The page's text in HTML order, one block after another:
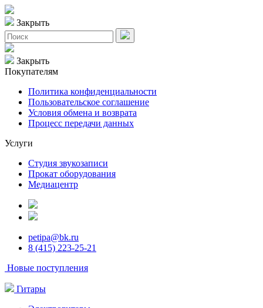
Закрыть
Закрыть
Покупателям
Политика конфиденциальности
Пользовательское соглашение
Условия обмена и возврата
Процесс передачи данных
Услуги
Студия звукозаписи
Прокат оборудования
Медиацентр
petipa@bk.ru
8 (415) 223-25-21
Новые поступления
Гитары